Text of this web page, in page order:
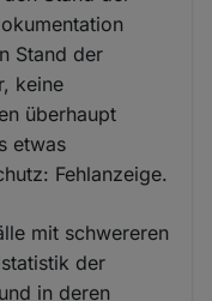
Stand der
keine
überhaupt
etwas
Fehlanzeige.
mit schwereren
der
in deren